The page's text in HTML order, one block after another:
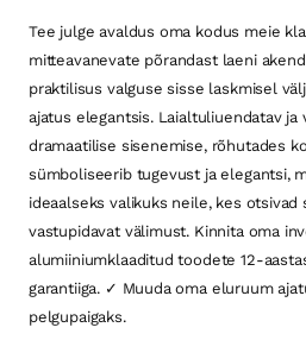
Tee julge avaldus oma kodus meie
mitteavanevate põrandast laeni
praktilisus valguse sisse laskmisel
ajatus elegantsis. Laialtuliuendatav ja
dramaatilise sisenemise, rõhutades
sümboliseerib tugevust ja elegantsi,
ideaalseks valikuks neile, kes otsivad
vastupidavat välimust. Kinnita oma
alumiiniumklaaditud toodete 12-
garantiiga. ✓ Muuda oma eluruum
pelgupaigaks.